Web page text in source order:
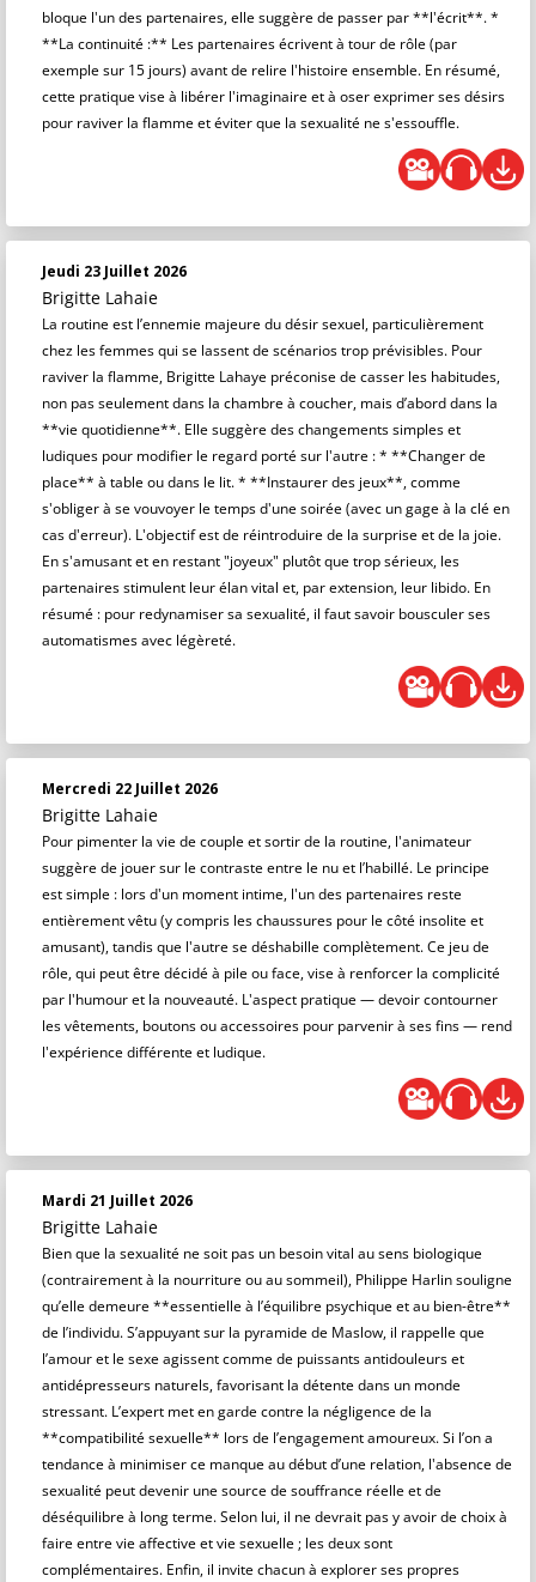
bloque l'un des partenaires, elle suggère de passer par **l'écrit**. *
**La continuité :** Les partenaires écrivent à tour de rôle (par
exemple sur 15 jours) avant de relire l'histoire ensemble. En résumé,
cette pratique vise à libérer l'imaginaire et à oser exprimer ses désirs
pour raviver la flamme et éviter que la sexualité ne s'essouffle.
Jeudi 23 Juillet 2026
Brigitte Lahaie
La routine est l’ennemie majeure du désir sexuel, particulièrement
chez les femmes qui se lassent de scénarios trop prévisibles. Pour
raviver la flamme, Brigitte Lahaye préconise de casser les habitudes,
non pas seulement dans la chambre à coucher, mais d’abord dans la
**vie quotidienne**. Elle suggère des changements simples et
ludiques pour modifier le regard porté sur l'autre : * **Changer de
place** à table ou dans le lit. * **Instaurer des jeux**, comme
s'obliger à se vouvoyer le temps d'une soirée (avec un gage à la clé en
cas d'erreur). L'objectif est de réintroduire de la surprise et de la joie.
En s'amusant et en restant "joyeux" plutôt que trop sérieux, les
partenaires stimulent leur élan vital et, par extension, leur libido. En
résumé : pour redynamiser sa sexualité, il faut savoir bousculer ses
automatismes avec légèreté.
Mercredi 22 Juillet 2026
Brigitte Lahaie
Pour pimenter la vie de couple et sortir de la routine, l'animateur
suggère de jouer sur le contraste entre le nu et l’habillé. Le principe
est simple : lors d'un moment intime, l'un des partenaires reste
entièrement vêtu (y compris les chaussures pour le côté insolite et
amusant), tandis que l'autre se déshabille complètement. Ce jeu de
rôle, qui peut être décidé à pile ou face, vise à renforcer la complicité
par l'humour et la nouveauté. L'aspect pratique — devoir contourner
les vêtements, boutons ou accessoires pour parvenir à ses fins — rend
l'expérience différente et ludique.
Mardi 21 Juillet 2026
Brigitte Lahaie
Bien que la sexualité ne soit pas un besoin vital au sens biologique
(contrairement à la nourriture ou au sommeil), Philippe Harlin souligne
qu’elle demeure **essentielle à l’équilibre psychique et au bien-être**
de l’individu. S’appuyant sur la pyramide de Maslow, il rappelle que
l’amour et le sexe agissent comme de puissants antidouleurs et
antidépresseurs naturels, favorisant la détente dans un monde
stressant. L’expert met en garde contre la négligence de la
**compatibilité sexuelle** lors de l’engagement amoureux. Si l’on a
tendance à minimiser ce manque au début d’une relation, l'absence de
sexualité peut devenir une source de souffrance réelle et de
déséquilibre à long terme. Selon lui, il ne devrait pas y avoir de choix à
faire entre vie affective et vie sexuelle ; les deux sont
complémentaires. Enfin, il invite chacun à explorer ses propres